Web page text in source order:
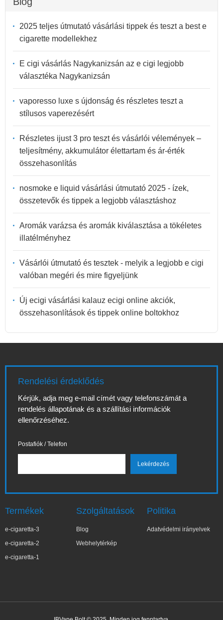
2025 teljes útmutató vásárlási tippek és teszt a best e
cigarette modellekhez
E cigi vásárlás Nagykanizsán az e cigi legjobb
választéka Nagykanizsán
vaporesso luxe s újdonság és részletes teszt a
stílusos vaperezésért
Részletes ijust 3 pro teszt és vásárlói vélemények –
teljesítmény, akkumulátor élettartam és ár-érték
összehasonlítás
nosmoke e liquid vásárlási útmutató 2025 - ízek,
összetevők és tippek a legjobb választáshoz
Aromák varázsa és aromák kiválasztása a tökéletes
illatélményhez
Vásárlói útmutató és tesztek - melyik a legjobb e cigi
valóban megéri és mire figyeljünk
Új ecigi vásárlási kalauz ecigi online akciók,
összehasonlítások és tippek online boltokhoz
Rendelési érdeklődés
Kérjük, adja meg e-mail címét vagy telefonszámát a
rendelés állapotának és a szállítási információk
ellenőrzéséhez.
Postafiók / Telefon
Termékek
e-cigaretta-3
e-cigaretta-2
e-cigaretta-1
Szolgáltatások
Blog
Webhelytérkép
Politika
Adatvédelmi irányelvek